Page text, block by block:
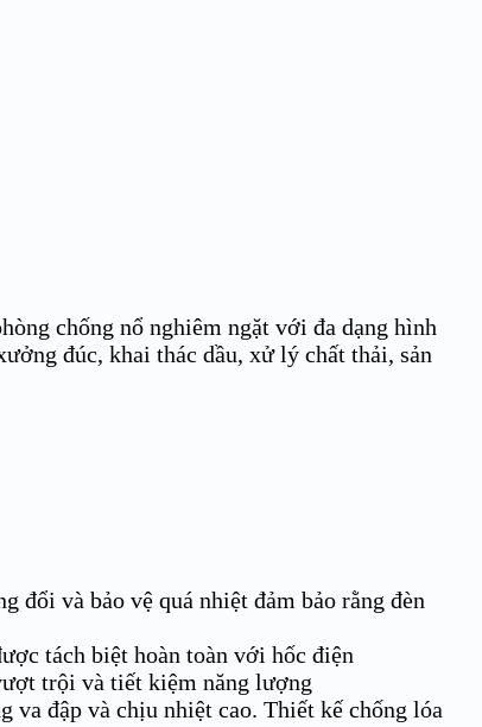
chống nổ nghiêm ngặt với đa dạng hình
đúc, khai thác dầu, xử lý chất thải, sản
đổi và bảo vệ quá nhiệt đảm bảo rằng đèn
tách biệt hoàn toàn với hốc điện
trội và tiết kiệm năng lượng
va đập và chịu nhiệt cao. Thiết kế chống lóa